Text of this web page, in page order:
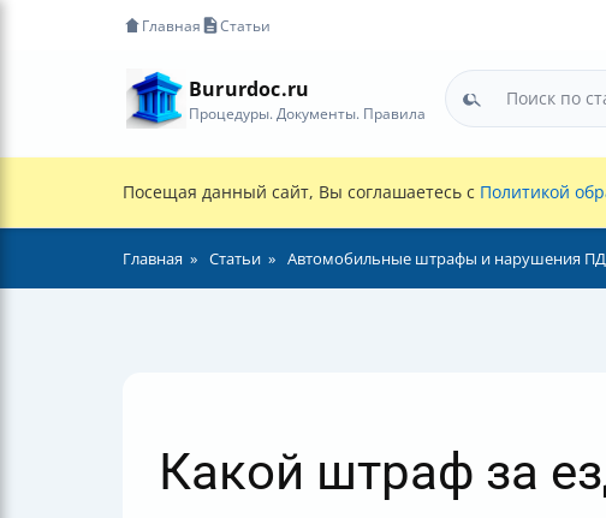
Главная Статьи
Bururdoc.ru
Процедуры. Документы. Правила
Посещая данный сайт, Вы соглашаетесь с Политикой
Главная Статьи Автомобильные штрафы и нарушения
Какой штраф за